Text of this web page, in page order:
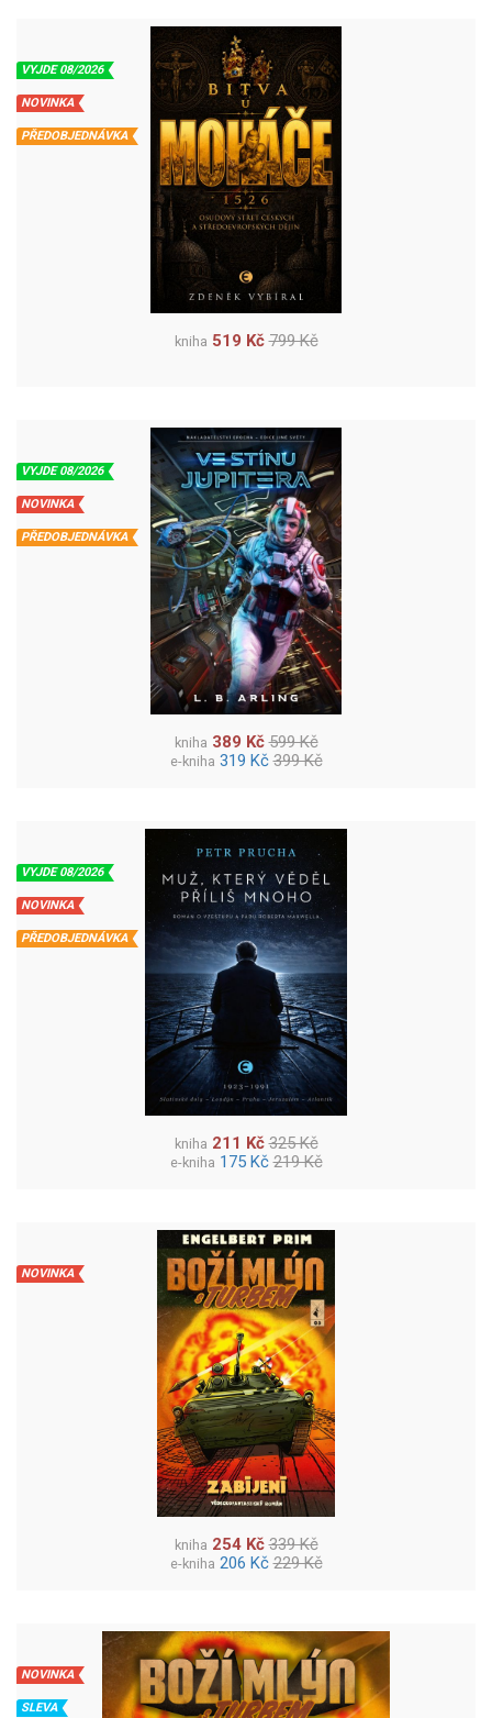
VYJDE 08/2026
NOVINKA
PŘEDOBJEDNÁVKA
kniha 519 Kč 799 Kč
VYJDE 08/2026
NOVINKA
PŘEDOBJEDNÁVKA
kniha 389 Kč 599 Kč
e-kniha 319 Kč 399 Kč
VYJDE 08/2026
NOVINKA
PŘEDOBJEDNÁVKA
kniha 211 Kč 325 Kč
e-kniha 175 Kč 219 Kč
NOVINKA
kniha 254 Kč 339 Kč
e-kniha 206 Kč 229 Kč
NOVINKA
SLEVA